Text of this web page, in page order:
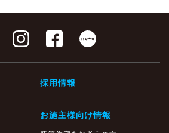
採用情報
お施主様向け情報